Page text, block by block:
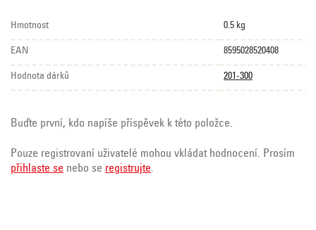
Hmotnost 0.5 kg
EAN 8595028520408
Hodnota dárků 201-300
Buďte první, kdo napíše příspěvek k této položce.
Pouze registrovaní uživatelé mohou vkládat hodnocení. Prosím
přihlaste se nebo se registrujte.